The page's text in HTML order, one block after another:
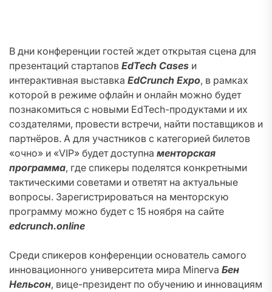
В дни конференции гостей ждет открытая сцена для
презентаций стартапов EdTech Cases и
интерактивная выставка EdCrunch Expo, в рамках
которой в режиме офлайн и онлайн можно будет
познакомиться с новыми EdTech-продуктами и их
создателями, провести встречи, найти поставщиков и
партнёров. А для участников с категорией билетов
«очно» и «VIP» будет доступна менторская
программа, где спикеры поделятся конкретными
тактическими советами и ответят на актуальные
вопросы. Зарегистрироваться на менторскую
программу можно будет с 15 ноября на сайте
edcrunch.online
Среди спикеров конференции основатель самого
инновационного университета мира Minerva Бен
Нельсон, вице-президент по обучению и инновациям